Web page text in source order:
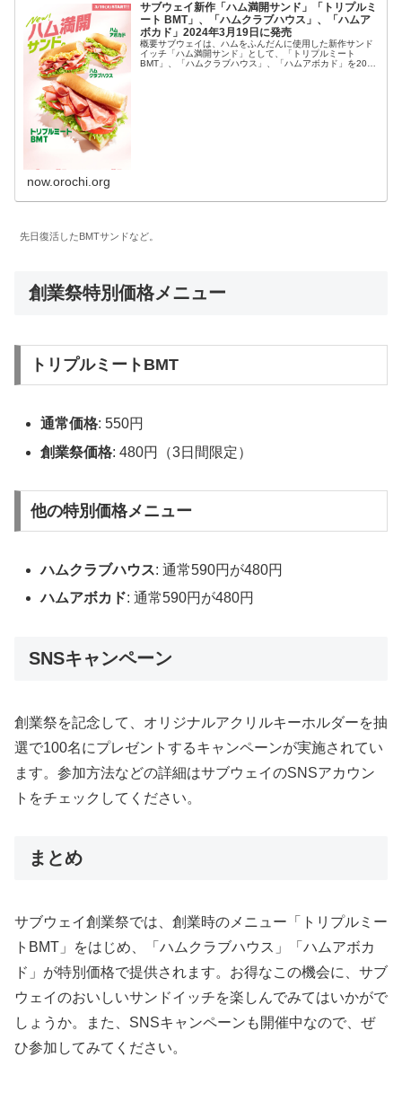
サブウェイ新作「ハム満開サンド」「トリプルミ
ート BMT」、「ハムクラブハウス」、「ハムア
ボカド」2024年3月19日に発売
概要サブウェイは、ハムをふんだんに使用した新作サンド
イッチ「ハム満開サンド」として、「トリプルミート
BMT」、「ハムクラブハウス」、「ハムアボカド」を2024
now.orochi.org
先日復活したBMTサンドなど。
創業祭特別価格メニュー
トリプルミートBMT
通常価格: 550円
創業祭価格: 480円（3日間限定）
他の特別価格メニュー
ハムクラブハウス: 通常590円が480円
ハムアボカド: 通常590円が480円
SNSキャンペーン
創業祭を記念して、オリジナルアクリルキーホルダーを抽
選で100名にプレゼントするキャンペーンが実施されてい
ます。参加方法などの詳細はサブウェイのSNSアカウン
トをチェックしてください。
まとめ
サブウェイ創業祭では、創業時のメニュー「トリプルミー
トBMT」をはじめ、「ハムクラブハウス」「ハムアボカ
ド」が特別価格で提供されます。お得なこの機会に、サブ
ウェイのおいしいサンドイッチを楽しんでみてはいかがで
しょうか。また、SNSキャンペーンも開催中なので、ぜ
ひ参加してみてください。